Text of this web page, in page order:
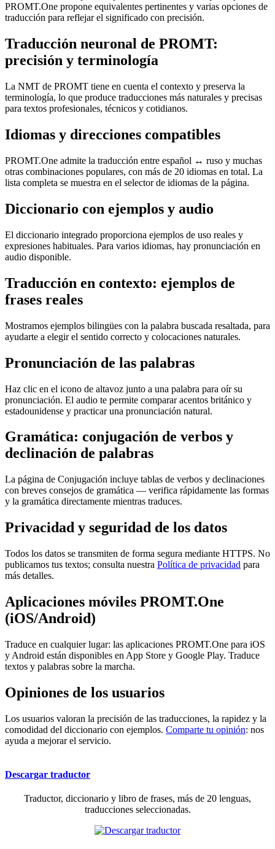
PROMT.One propone equivalentes pertinentes y varias opciones de
traducción para reflejar el significado con precisión.
Traducción neuronal de PROMT:
precisión y terminología
La NMT de PROMT tiene en cuenta el contexto y preserva la
terminología, lo que produce traducciones más naturales y precisas
para textos profesionales, técnicos y cotidianos.
Idiomas y direcciones compatibles
PROMT.One admite la traducción entre español ↔ ruso y muchas
otras combinaciones populares, con más de 20 idiomas en total. La
lista completa se muestra en el selector de idiomas de la página.
Diccionario con ejemplos y audio
El diccionario integrado proporciona ejemplos de uso reales y
expresiones habituales. Para varios idiomas, hay pronunciación en
audio disponible.
Traducción en contexto: ejemplos de
frases reales
Mostramos ejemplos bilingües con la palabra buscada resaltada, para
ayudarte a elegir el sentido correcto y colocaciones naturales.
Pronunciación de las palabras
Haz clic en el icono de altavoz junto a una palabra para oír su
pronunciación. El audio te permite comparar acentos británico y
estadounidense y practicar una pronunciación natural.
Gramática: conjugación de verbos y
declinación de palabras
La página de Conjugación incluye tablas de verbos y declinaciones
con breves consejos de gramática — verifica rápidamente las formas
y la gramática directamente mientras traduces.
Privacidad y seguridad de los datos
Todos los datos se transmiten de forma segura mediante HTTPS. No
publicamos tus textos; consulta nuestra Política de privacidad para
más detalles.
Aplicaciones móviles PROMT.One
(iOS/Android)
Traduce en cualquier lugar: las aplicaciones PROMT.One para iOS
y Android están disponibles en App Store y Google Play. Traduce
textos y palabras sobre la marcha.
Opiniones de los usuarios
Los usuarios valoran la precisión de las traducciones, la rapidez y la
comodidad del diccionario con ejemplos. Comparte tu opinión: nos
ayuda a mejorar el servicio.
Descargar traductor
Traductor, diccionario y libro de frases, más de 20 lenguas,
traducciones seleccionadas.